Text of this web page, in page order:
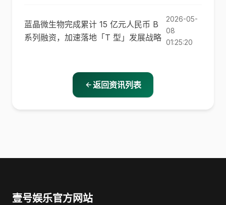
蓝晶微生物完成累计 15 亿元人民币 B
系列融资，加速落地「T 型」发展战略
2026-05-
08
01:25:20
返回资讯列表
壹号娱乐官方网站